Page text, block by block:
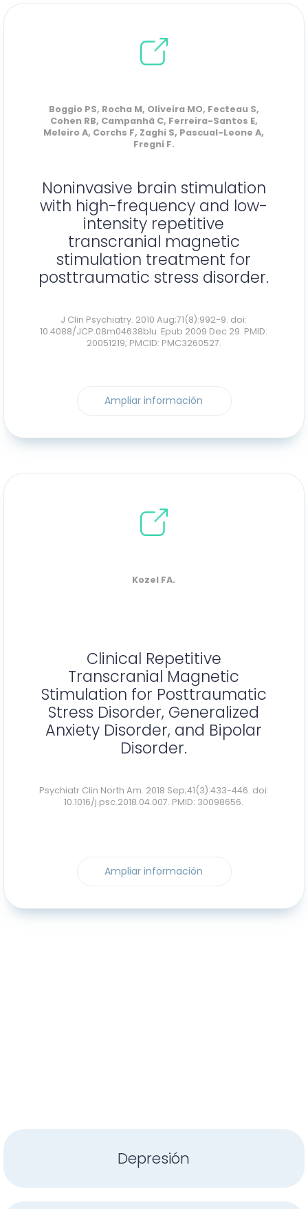
Boggio PS, Rocha M, Oliveira MO, Fecteau S,
Cohen RB, Campanhã C, Ferreira-Santos E,
Meleiro A, Corchs F, Zaghi S, Pascual-Leone A,
Fregni F.
Noninvasive brain stimulation
with high-frequency and low-
intensity repetitive
transcranial magnetic
stimulation treatment for
posttraumatic stress disorder.
J Clin Psychiatry. 2010 Aug;71(8):992-9. doi:
10.4088/JCP.08m04638blu. Epub 2009 Dec 29. PMID:
20051219; PMCID: PMC3260527.
Ampliar información
Kozel FA.
Clinical Repetitive
Transcranial Magnetic
Stimulation for Posttraumatic
Stress Disorder, Generalized
Anxiety Disorder, and Bipolar
Disorder.
Psychiatr Clin North Am. 2018 Sep;41(3):433-446. doi:
10.1016/j.psc.2018.04.007. PMID: 30098656.
Ampliar información
Depresión